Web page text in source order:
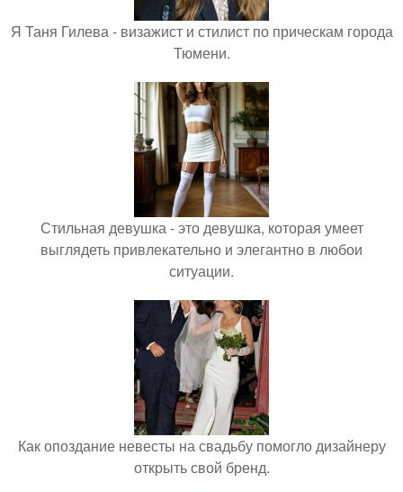
Я Таня Гилева - визажист и стилист по прическам города
Тюмени.
Стильная девушка - это девушка, которая умеет
выглядеть привлекательно и элегантно в любои
ситуации.
Как опоздание невесты на свадьбу помогло дизайнеру
открыть свой бренд.